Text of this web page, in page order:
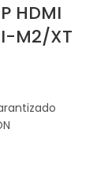
HDMI
M2/XT